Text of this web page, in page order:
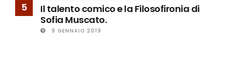
5
Il talento comico e la Filosofironia di
Sofia Muscato.
9 GENNAIO 2019